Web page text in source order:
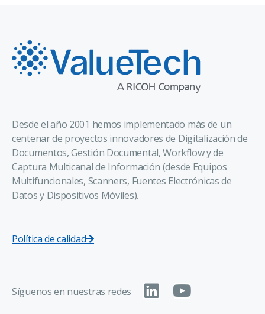
Desde el año 2001 hemos implementado más de un
centenar de proyectos innovadores de Digitalización de
Documentos, Gestión Documental, Workflow y de
Captura Multicanal de Información (desde Equipos
Multifuncionales, Scanners, Fuentes Electrónicas de
Datos y Dispositivos Móviles).
Política de calidad
Síguenos en nuestras redes